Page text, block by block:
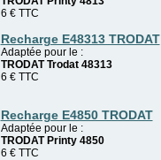
6 €TTC
Recharge E48313 TRODAT
Adaptée pour le :
TRODAT Trodat 48313
6 €TTC
Recharge E4850 TRODAT
Adaptée pour le :
TRODAT Printy 4850
6 €TTC